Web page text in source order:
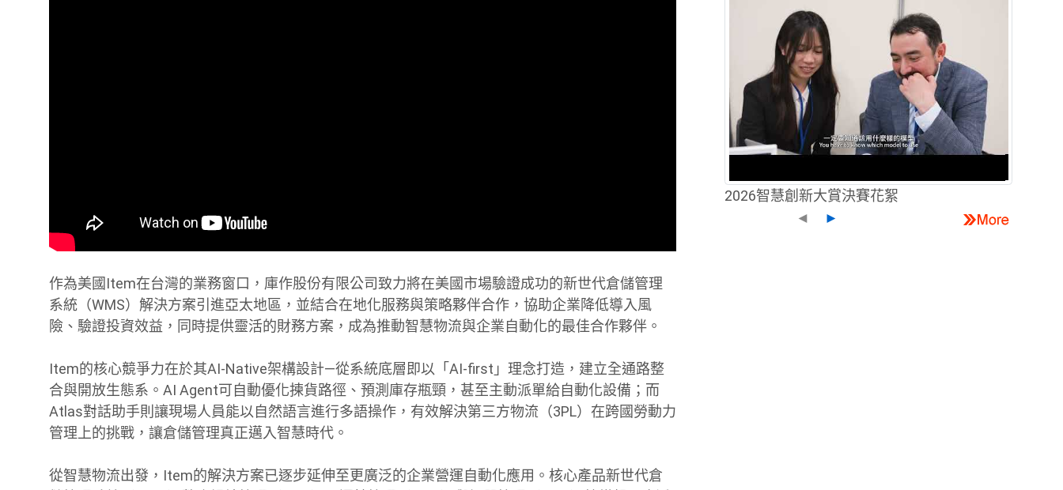
作為美國Item在台灣的業務窗口，庫作股份有限公司致力將在美國市場驗證成功的新世代倉儲管理
系統（WMS）解決方案引進亞太地區，並結合在地化服務與策略夥伴合作，協助企業降低導入風
險、驗證投資效益，同時提供靈活的財務方案，成為推動智慧物流與企業自動化的最佳合作夥伴。
Item的核心競爭力在於其AI-Native架構設計—從系統底層即以「AI-first」理念打造，建立全通路整
合與開放生態系。AI Agent可自動優化揀貨路徑、預測庫存瓶頸，甚至主動派單給自動化設備；而
Atlas對話助手則讓現場人員能以自然語言進行多語操作，有效解決第三方物流（3PL）在跨國勞動力
管理上的挑戰，讓倉儲管理真正邁入智慧時代。
從智慧物流出發，Item的解決方案已逐步延伸至更廣泛的企業營運自動化應用。核心產品新世代倉
2026智慧創新大賞決賽花絮
◄
►